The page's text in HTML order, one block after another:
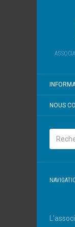
NOUS